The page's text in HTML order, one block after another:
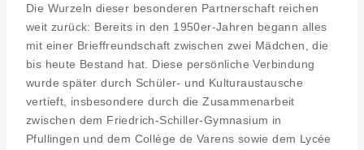
Die Wurzeln dieser besonderen Partnerschaft reichen
weit zurück: Bereits in den 1950er-Jahren begann alles
mit einer Brieffreundschaft zwischen zwei Mädchen, die
bis heute Bestand hat. Diese persönliche Verbindung
wurde später durch Schüler- und Kulturaustausche
vertieft, insbesondere durch die Zusammenarbeit
zwischen dem Friedrich-Schiller-Gymnasium in
Pfullingen und dem Collège de Varens sowie dem Lycée